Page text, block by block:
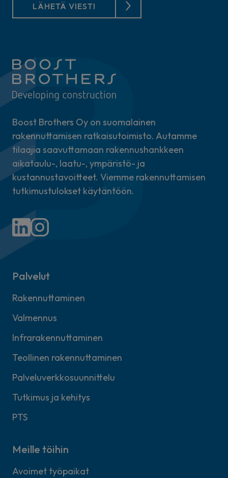
Boost Brothers Oy on suomalainen
rakennuttamisen ratkaisutoimisto. Autamme
tilaajia saavuttamaan rakennushankkeen
aikataulu-, laatu-, ympäristö- ja
kustannustavoitteet. Viemme rakennuttamisen
tutkimustulokset käytäntöön.
Palvelut
Rakennuttaminen
Valmennus
Infrarakennuttaminen
Teollinen rakennuttaminen
Palveluverkkosuunnittelu
Tutkimus ja kehitys
PTS
Meille töihin
Avoimet työpaikat
LÄHETÄ VIESTI